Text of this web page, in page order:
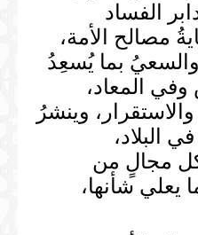
الفساد
مصالح الأمة،
والسعيُ بما يُسعِدُ
وفي المعاد،
وينشرُ
البلاد،
مجالٍ من
يعلي شأنها،